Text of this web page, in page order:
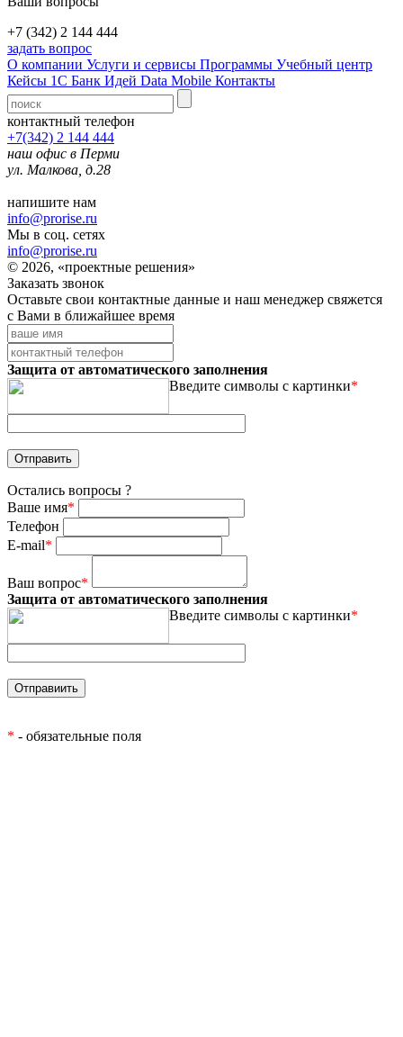
+7 (342) 2 144 444
задать вопрос
О компании Услуги и сервисы Программы Учебный центр
Кейсы 1С Банк Идей Data Mobile Контакты
контактный телефон
+7(342) 2 144 444
наш офис в Перми
ул. Малкова, д.28
напишите нам
info@prorise.ru
Мы в соц. сетях
info@prorise.ru
© 2026, «проектные решения»
Заказать звонок
Оставьте свои контактные данные и наш менеджер свяжется
с Вами в ближайшее время
Защита от автоматического заполнения
Введите символы с картинки*
Остались вопросы ?
Ваше имя*
Телефон
E-mail*
Ваш вопрос*
Защита от автоматического заполнения
Введите символы с картинки*
* - обязательные поля